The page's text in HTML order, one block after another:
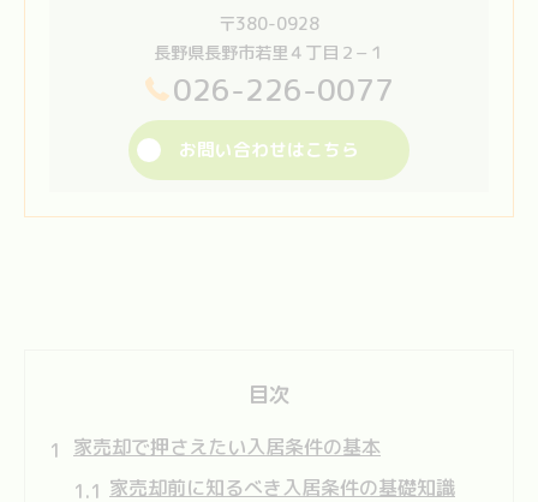
〒380-0928
長野県長野市若里４丁目２−１
026-226-0077
お問い合わせはこちら
目次
家売却で押さえたい入居条件の基本
家売却前に知るべき入居条件の基礎知識